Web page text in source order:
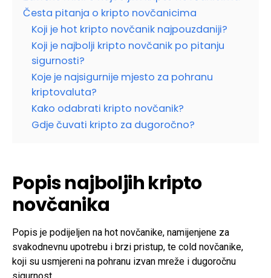
Česta pitanja o kripto novčanicima
Koji je hot kripto novčanik najpouzdaniji?
Koji je najbolji kripto novčanik po pitanju
sigurnosti?
Koje je najsigurnije mjesto za pohranu
kriptovaluta?
Kako odabrati kripto novčanik?
Gdje čuvati kripto za dugoročno?
Popis najboljih kripto
novčanika
Popis je podijeljen na hot novčanike, namijenjene za
svakodnevnu upotrebu i brzi pristup, te cold novčanike,
koji su usmjereni na pohranu izvan mreže i dugoročnu